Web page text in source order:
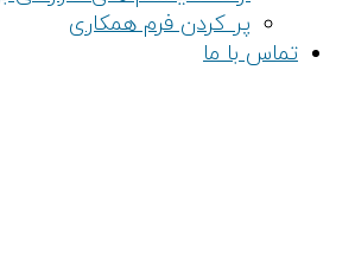
پر کردن فرم همکاری
تماس با ما